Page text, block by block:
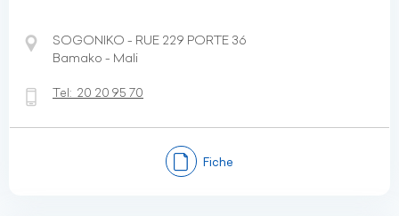
SOGONIKO - RUE 229 PORTE 36
Bamako - Mali
Tel: 20 20 95 70
Fiche